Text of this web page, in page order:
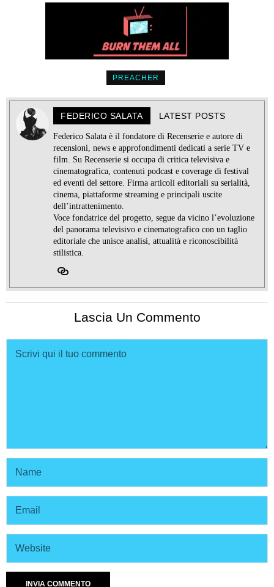
PREACHER
FEDERICO SALATA LATEST POSTS
Federico Salata è il fondatore di Recenserie e autore di
recensioni, news e approfondimenti dedicati a serie TV e
film. Su Recenserie si occupa di critica televisiva e
cinematografica, contenuti podcast e coverage di festival
ed eventi del settore. Firma articoli editoriali su serialità,
cinema, piattaforme streaming e principali uscite
dell’intrattenimento.
Voce fondatrice del progetto, segue da vicino l’evoluzione
del panorama televisivo e cinematografico con un taglio
editoriale che unisce analisi, attualità e riconoscibilità
stilistica.
Lascia Un Commento